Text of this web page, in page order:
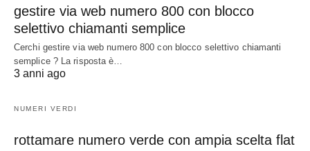
gestire via web numero 800 con blocco
selettivo chiamanti semplice
Cerchi gestire via web numero 800 con blocco selettivo chiamanti
semplice ? La risposta è…
3 anni ago
NUMERI VERDI
rottamare numero verde con ampia scelta flat